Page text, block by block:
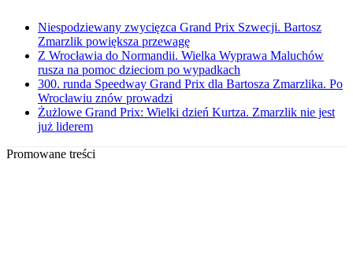
Niespodziewany zwycięzca Grand Prix Szwecji. Bartosz
Zmarzlik powiększa przewagę
Z Wrocławia do Normandii. Wielka Wyprawa Maluchów
rusza na pomoc dzieciom po wypadkach
300. runda Speedway Grand Prix dla Bartosza Zmarzlika. Po
Wrocławiu znów prowadzi
Żużlowe Grand Prix: Wielki dzień Kurtza. Zmarzlik nie jest
już liderem
Promowane treści